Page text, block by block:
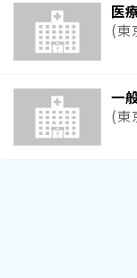
医
(東
一
(東